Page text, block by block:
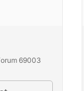
69003